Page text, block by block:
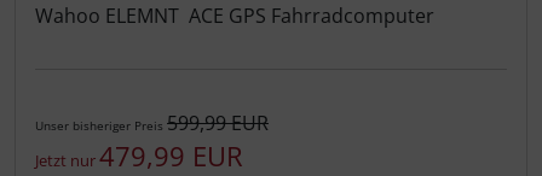
Wahoo ELEMNT ACE GPS Fahrradcomputer
Unser bisheriger Preis 599,99 EUR
Jetzt nur479,99 EUR